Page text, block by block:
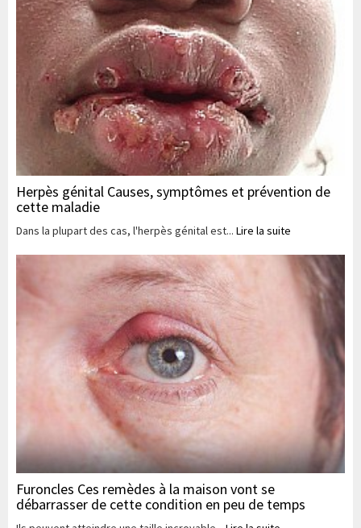
Herpès génital Causes, symptômes et prévention de
cette maladie
Dans la plupart des cas, l'herpès génital est... Lire la suite
Furoncles Ces remèdes à la maison vont se
débarrasser de cette condition en peu de temps